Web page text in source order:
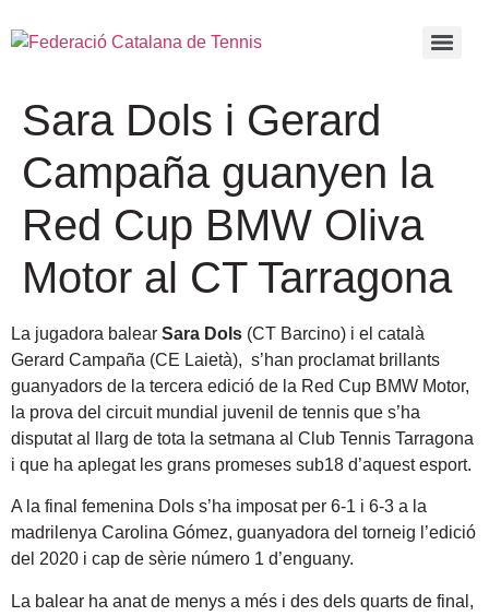
Sara Dols i Gerard
Campaña guanyen la
Red Cup BMW Oliva
Motor al CT Tarragona
La jugadora balear Sara Dols (CT Barcino) i el català
Gerard Campaña (CE Laietà), s’han proclamat brillants
guanyadors de la tercera edició de la Red Cup BMW Motor,
la prova del circuit mundial juvenil de tennis que s’ha
disputat al llarg de tota la setmana al Club Tennis Tarragona
i que ha aplegat les grans promeses sub18 d’aquest esport.
A la final femenina Dols s’ha imposat per 6-1 i 6-3 a la
madrilenya Carolina Gómez, guanyadora del torneig l’edició
del 2020 i cap de sèrie número 1 d’enguany.
La balear ha anat de menys a més i des dels quarts de final,